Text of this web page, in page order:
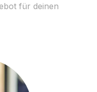
für deinen